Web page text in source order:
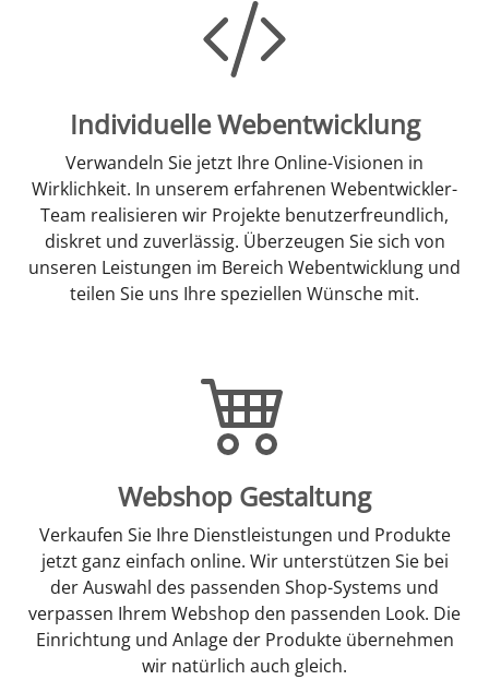
Individuelle Webentwicklung
Verwandeln Sie jetzt Ihre Online-Visionen in
Wirklichkeit. In unserem erfahrenen Webentwickler-
Team realisieren wir Projekte benutzerfreundlich,
diskret und zuverlässig. Überzeugen Sie sich von
unseren Leistungen im Bereich Webentwicklung und
teilen Sie uns Ihre speziellen Wünsche mit.
Webshop Gestaltung
Verkaufen Sie Ihre Dienstleistungen und Produkte
jetzt ganz einfach online. Wir unterstützen Sie bei
der Auswahl des passenden Shop-Systems und
verpassen Ihrem Webshop den passenden Look. Die
Einrichtung und Anlage der Produkte übernehmen
wir natürlich auch gleich.